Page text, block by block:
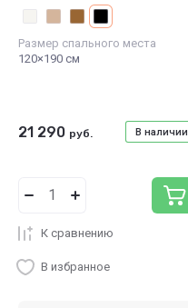
Размер спального места
120×190 см
В наличии
21 290 руб.
К сравнению
В избранное